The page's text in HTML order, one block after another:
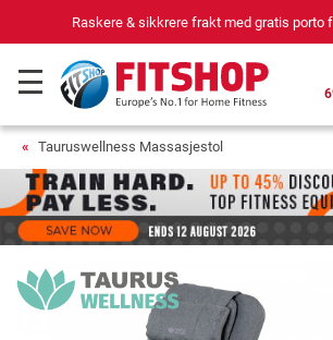
Raskere & sikkrere frakt med gratis porto
Tauruswellness Massasjestol